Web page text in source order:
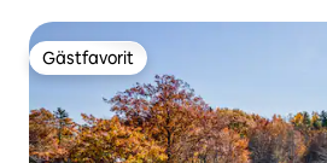
Gästfavorit
Gästfavorit